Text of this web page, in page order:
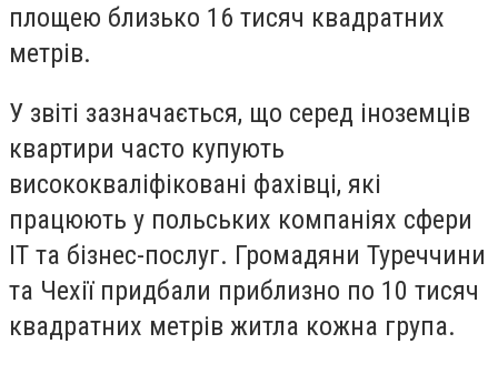
площею близько 16 тисяч квадратних
метрів.
У звіті зазначається, що серед іноземців
квартири часто купують
висококваліфіковані фахівці, які
працюють у польських компаніях сфери
ІТ та бізнес-послуг. Громадяни Туреччини
та Чехії придбали приблизно по 10 тисяч
квадратних метрів житла кожна група.